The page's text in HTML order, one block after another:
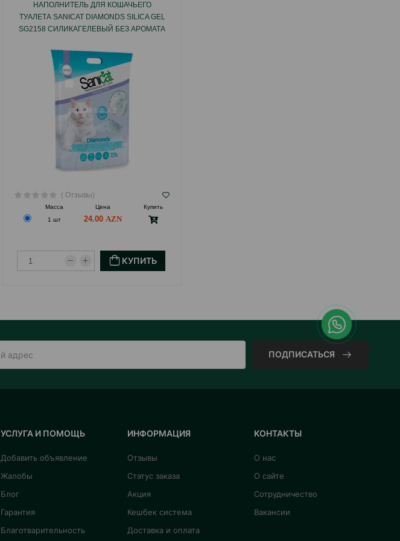
НАПОЛНИТЕЛЬ ДЛЯ КОШАЧЬЕГО
ТУАЛЕТА SANICAT DIAMONDS SILICA GEL
SG2158 СИЛИКАГЕЛЕВЫЙ БЕЗ АРОМАТА
( Отзывы)
Масса Цена
Купить
1 шт
24.00
КУПИТЬ
ПОДПИСАТЬСЯ
УСЛУГА И ПОМОЩЬ
Добавить объявление
Жалобы
Блог
Гарантия
Благотварительность
ИНФОРМАЦИЯ
Отзывы
Статус заказа
Акция
Кешбек система
Доставка и оплата
КОНТАКТЫ
О нас
О сайте
Сотрудничество
Вакансии